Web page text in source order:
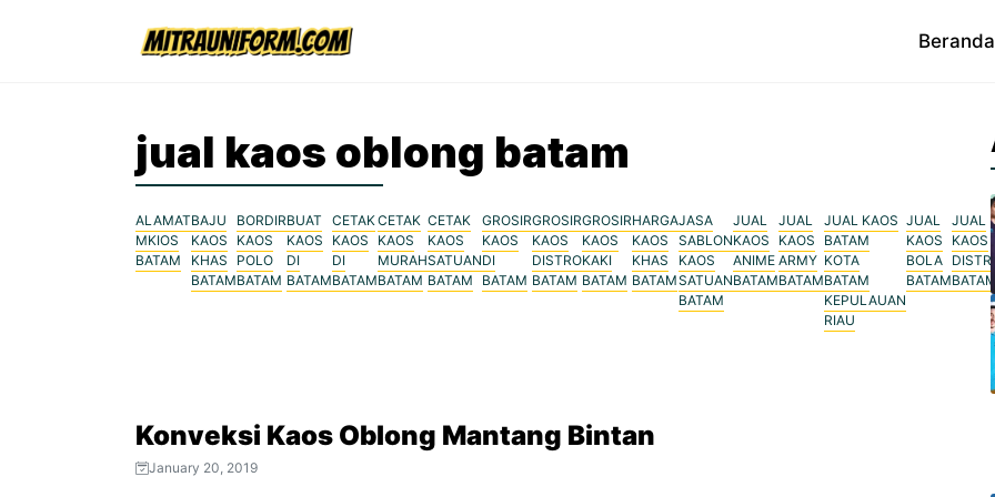
Beranda
jual kaos oblong batam
ALAMAT
MKIOS
BATAM
BAJU
KAOS
KHAS
BATAM
BORDIR
KAOS
POLO
BATAM
BUAT
KAOS
DI
BATAM
CETAK
KAOS
DI
BATAM
CETAK
KAOS
MURAH
BATAM
CETAK
KAOS
SATUAN
BATAM
GROSIR
KAOS
DI
BATAM
GROSIR
KAOS
DISTRO
BATAM
GROSIR
KAOS
KAKI
BATAM
HARGA
KAOS
KHAS
BATAM
JASA
SABLON
KAOS
SATUAN
BATAM
JUAL
KAOS
ANIME
BATAM
JUAL
KAOS
ARMY
BATAM
JUAL KAOS
BATAM
KOTA
BATAM
KEPULAUAN
RIAU
JUAL
KAOS
BOLA
BATAM
JUAL
KAOS
BATAM
Konveksi Kaos Oblong Mantang Bintan
January 20, 2019